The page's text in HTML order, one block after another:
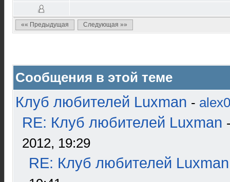
«« Предыдущая Следующая »»
Сообщения в этой теме
Клуб любителей Luxman -
RE: Клуб любителей Luxman
2012, 19:29
RE: Клуб любителей Luxman